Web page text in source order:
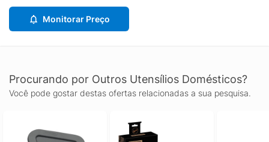
Monitorar Preço
Procurando por Outros Utensílios Domésticos?
Você pode gostar destas ofertas relacionadas a sua pesquisa.